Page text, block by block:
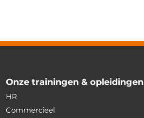
Onze trainingen & opleidingen
HR
Commercieel